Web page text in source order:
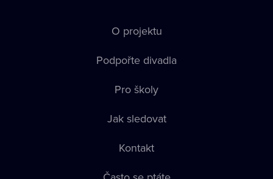
O projektu
Podpořte divadla
Pro školy
Jak sledovat
Kontakt